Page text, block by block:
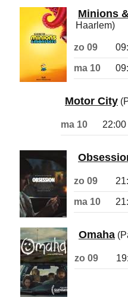
Minions
Haarlem)
zo 09
ma 10
Motor City
ma 10 22:00
zo 09
ma 10
Omaha
zo 09